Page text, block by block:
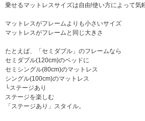
乗せるマットレスサイズは自由!使い方によって気
マットレスがフレームよりも小さいサイズ
マットレスがフレームと同じ大きさ
たとえば、「セミダブル」のフレームなら
セミダブル(120cm)のベッドに
セミシングル(80cm)のマットレス
シングル(100cm)のマットレス
└ステージあり
ステージを楽しむ
「ステージあり」スタイル。